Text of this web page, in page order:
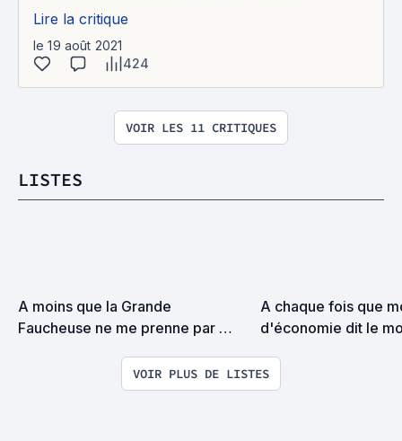
Lire la critique
le 19 août 2021
424
VOIR LES 11 CRITIQUES
LISTES
A moins que la Grande
Faucheuse ne me prenne par
A chaque fois que
d'économie dit le
VOIR PLUS DE LISTES